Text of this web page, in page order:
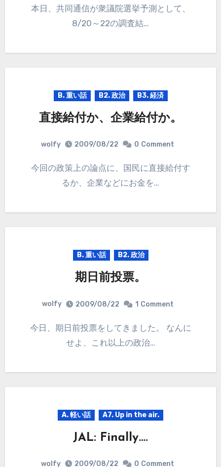
本日、共同通信が衆議院選挙予測として、
8/20～22の調査結…
B. 重い話 B2. 政治 B3. 経済
直接給付か、企業給付か。
wolfy 2009/08/22 0 Comment
今回の政策上の論点に、国民に直接給付す
るか、企業などにお金を…
B. 重い話 B2. 政治
期日前投票。
wolfy 2009/08/22 1 Comment
今日、期日前投票をしてきました。 なんに
せよ、これ以上の政治…
A. 軽い話 A7. Up in the air.
JAL: Finally….
wolfy 2009/08/22 0 Comment